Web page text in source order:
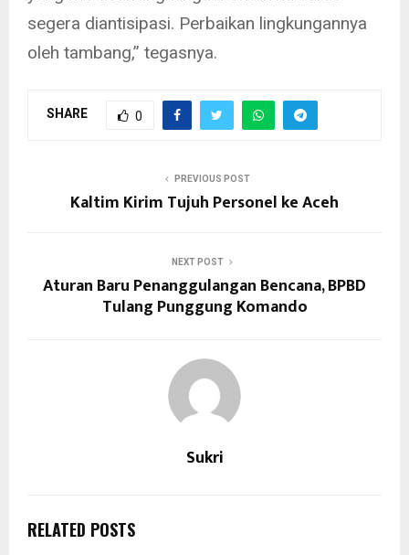
segera diantisipasi. Perbaikan lingkungannya
oleh tambang,” tegasnya.
SHARE 0
PREVIOUS POST
Kaltim Kirim Tujuh Personel ke Aceh
NEXT POST
Aturan Baru Penanggulangan Bencana, BPBD
Tulang Punggung Komando
Sukri
RELATED POSTS